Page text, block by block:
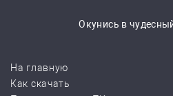
Окунись в
На главную
Как скачать